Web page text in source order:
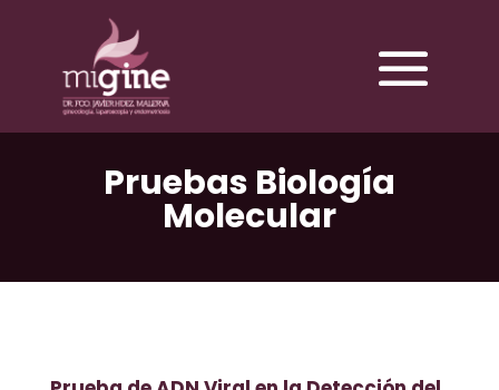
Pruebas Biología
Molecular